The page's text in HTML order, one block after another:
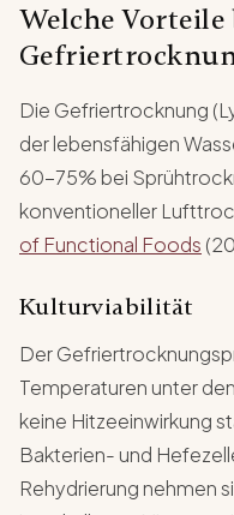
Welche
Die Gefriertrocknung
der lebensfähigen
60-75% bei
konventioneller
of Functional Foods
Kulturviabilität
Der
Temperaturen unter
keine Hitzeeinwirkung
Bakterien- und
Rehydrierung nehmen